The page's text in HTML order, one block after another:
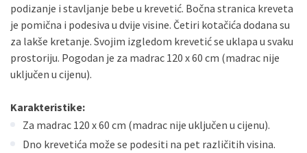
Sve banke
Master
Jednokratno
Sve banke
Maestro
Jednokratno
Discover Jednokratno
podizanje i stavljanje bebe u krevetić. Bočna stranica kreveta
je pomična i podesiva u dvije visine. Četiri kotačića dodana su
za lakše kretanje. Svojim izgledom krevetić se uklapa u svaku
prostoriju. Pogodan je za madrac 120 x 60 cm (madrac nije
uključen u cijenu).
Karakteristike:
Za madrac 120 x 60 cm (madrac nije uključen u cijenu).
Dno krevetića može se podesiti na pet različitih visina.